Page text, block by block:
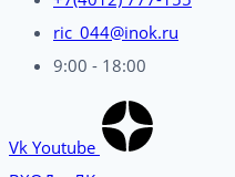
ric_044@inok.ru
9:00 - 18:00
Vk Youtube